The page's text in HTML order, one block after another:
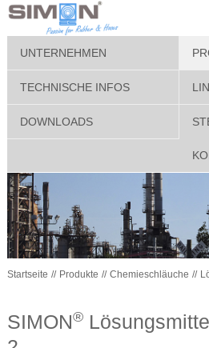
UNTERNEHMEN
TECHNISCHE INFOS
DOWNLOADS
Startseite Produkte Chemieschläuche
SIMON®